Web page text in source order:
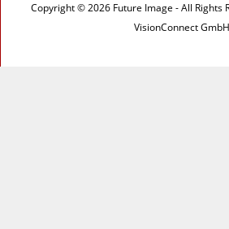
Copyright © 2026 Future Image - All Rights
VisionConnect GmbH